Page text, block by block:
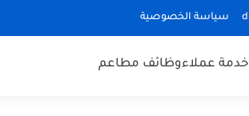
سياسة الخصوصية
خدمة عملاءوظائف مطاعم